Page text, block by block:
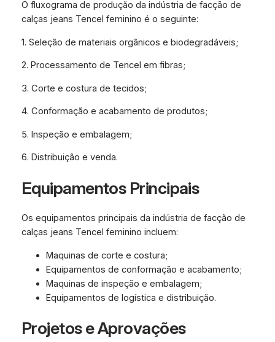
O fluxograma de produção da indústria de facção de
calças jeans Tencel feminino é o seguinte:
1. Seleção de materiais orgânicos e biodegradáveis;
2. Processamento de Tencel em fibras;
3. Corte e costura de tecidos;
4. Conformação e acabamento de produtos;
5. Inspeção e embalagem;
6. Distribuição e venda.
Equipamentos Principais
Os equipamentos principais da indústria de facção de
calças jeans Tencel feminino incluem:
Maquinas de corte e costura;
Equipamentos de conformação e acabamento;
Maquinas de inspeção e embalagem;
Equipamentos de logística e distribuição.
Projetos e Aprovações